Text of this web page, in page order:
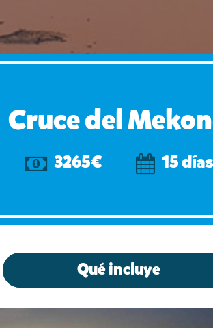
Cruce del
3265€ 15 días
Qué incluye